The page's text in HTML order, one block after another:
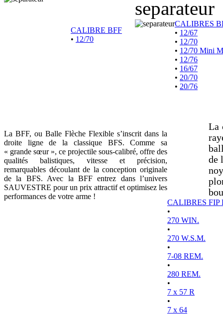
CALIBRE BFF
• 12/70
CALIBRES
• 12/67
• 12/70
• 12/70 Mini
• 12/76
• 16/67
• 20/70
• 20/76
La BFF, ou Balle Flèche Flexible s’inscrit dans la
droite ligne de la classique BFS. Comme sa
« grande sœur », ce projectile sous-calibré, offre des
qualités balistiques, vitesse et précision,
remarquables découlant de la conception originale
de la BFS. Avec la BFF entrez dans l’univers
SAUVESTRE pour un prix attractif et optimisez les
performances de votre arme !
La
de
CALIBRES FIP
•
270 WIN.
•
270 W.S.M.
•
7-08 REM.
•
280 REM.
•
7 x 57 R
•
7 x 64